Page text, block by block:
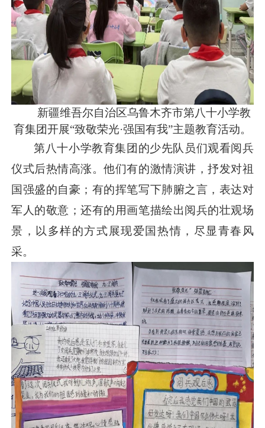
新疆维吾尔自治区乌鲁木齐市第八十小学教
育集团开展“致敬荣光·强国有我”主题教育活动。
第八十小学教育集团的少先队员们观看阅兵
仪式后热情高涨。他们有的激情演讲，抒发对祖
国强盛的自豪；有的挥笔写下肺腑之言，表达对
军人的敬意；还有的用画笔描绘出阅兵的壮观场
景，以多样的方式展现爱国热情，尽显青春风
采。